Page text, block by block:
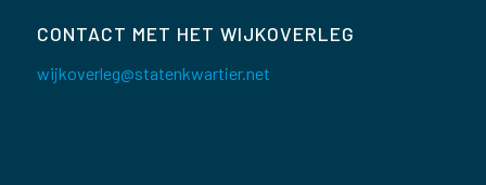
CONTACT MET HET WIJKOVERLEG
wijkoverleg@statenkwartier.net